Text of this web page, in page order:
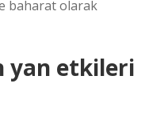
baharat olarak
yan etkileri